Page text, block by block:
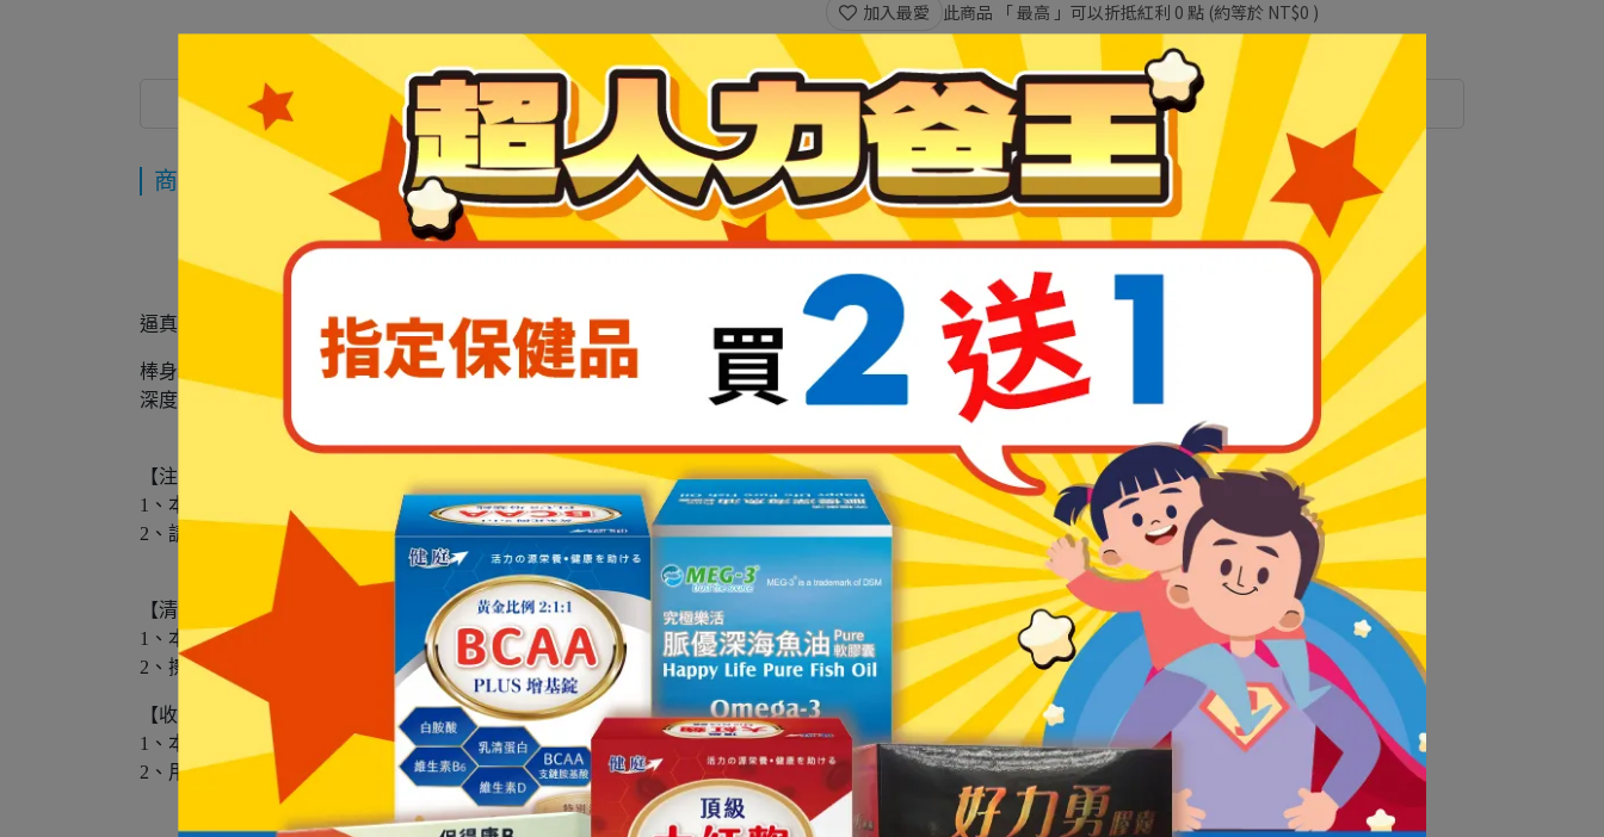
加入最愛 此商品 「 最高 」可以折抵紅利 0 點 (約等於 NT$0 )
運送方式
商品介紹
逼真設計精巧 ，如真人勃起時的狀態
棒身精細的雕塑出實體老二的造型
深度吸盤，釋放雙手使用
【注意事項】
1、本商品僅供情侶間使用，使用前後請注意清潔衛生
2、請務必在安全、自願、愉悅的前提下謹慎使用
【清洗注意事項】
1、本商品使用前以中性清潔劑擦拭，切勿以揮發性之清潔劑擦拭
2、擦拭時切勿直接沖洗開關或電源之部位，以免發生短路而無法使用
【收納注意事項】
1、本商品請收納於陰涼之處所，避免陽光直接曝曬、高溫、潮濕之處所
2、用請擦拭後再進行收納